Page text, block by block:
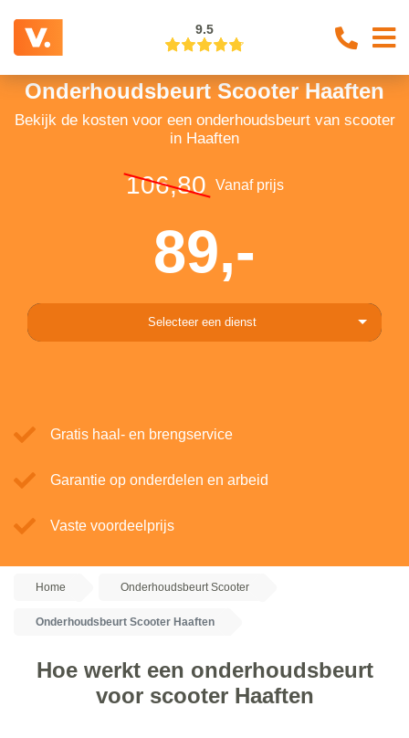
9.5
Onderhoudsbeurt Scooter Haaften
Bekijk de kosten voor een onderhoudsbeurt van scooter
in Haaften
106,80 Vanaf prijs
89,-
Selecteer een dienst
Gratis haal- en brengservice
Garantie op onderdelen en arbeid
Vaste voordeelprijs
Home Onderhoudsbeurt Scooter
Onderhoudsbeurt Scooter Haaften
Hoe werkt een onderhoudsbeurt
voor scooter Haaften